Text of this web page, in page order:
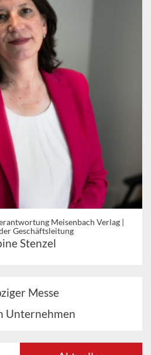
Meisenbach Verlag |
Geschäftsleitung
Stenzel
Messe
Unternehmen